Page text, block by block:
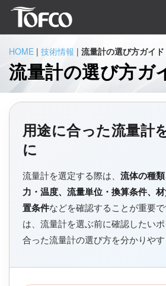
HOME | 技術情報 | 流量計の選び方ガイド
流量計の選び方ガ
用途に合った流量計
に
流量計を選定する際は、 流体の種
力・温度、流量単位・換算条件、
置条件などを確認することが重要
は、流量計を選ぶ前に確認したい
合った流量計の選び方を分かりやす